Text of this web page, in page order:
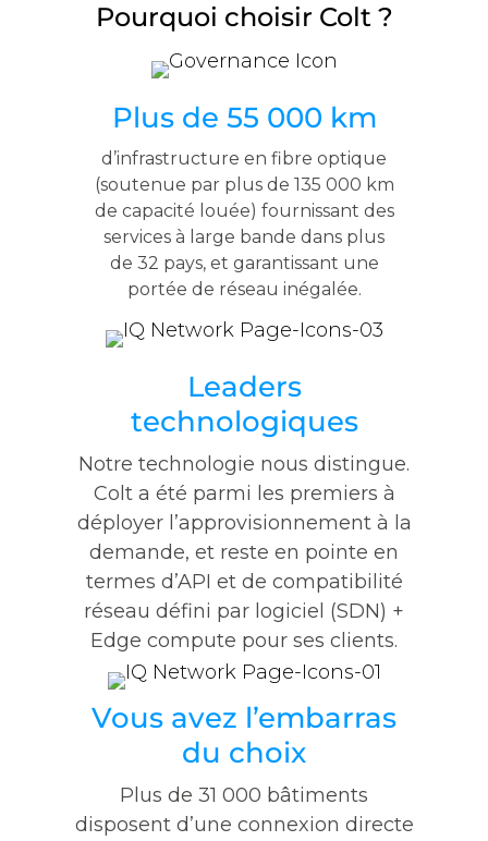
Pourquoi choisir Colt ?
Plus de 55 000 km
d’infrastructure en fibre optique
(soutenue par plus de 135 000 km
de capacité louée) fournissant des
services à large bande dans plus
de 32 pays, et garantissant une
portée de réseau inégalée.
Leaders
technologiques
Notre technologie nous distingue.
Colt a été parmi les premiers à
déployer l’approvisionnement à la
demande, et reste en pointe en
termes d’API et de compatibilité
réseau défini par logiciel (SDN) +
Edge compute pour ses clients.
Vous avez l’embarras
du choix
Plus de 31 000 bâtiments
disposent d’une connexion directe